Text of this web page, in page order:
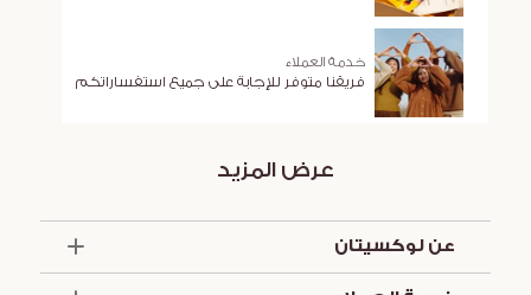
خدمة العملاء
فريقنا متوفر للإجابة على جميع استفساراتكم
عرض المزيد
عن لوكسيتان